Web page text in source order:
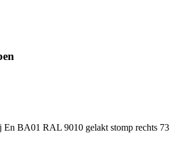
BA01 RAL 9010 gelakt stomp rechts 73